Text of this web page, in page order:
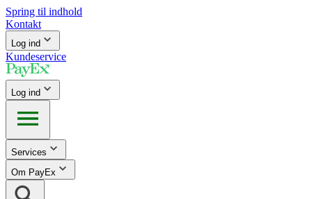
Spring til indhold
Kontakt
Log ind
Kundeservice
Log ind
Services
Om PayEx